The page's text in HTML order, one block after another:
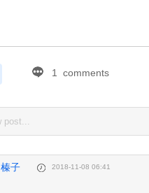
1 comments
榛子 2018-11-08 06:41